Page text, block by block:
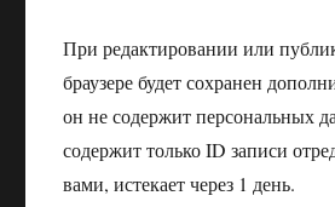
При редактировании или
браузере будет сохранен
он не содержит персональных
содержит только ID записи
вами, истекает через 1 день.